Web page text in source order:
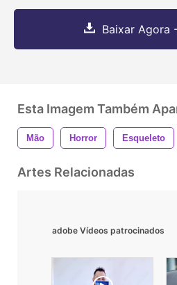
Baixar Agora
Esta Imagem Também
Mão Horror Esqueleto
Artes Relacionadas
adobe Vídeos patrocinados